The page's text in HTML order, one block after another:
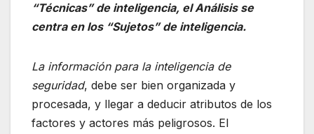
“Técnicas” de inteligencia, el Análisis se
centra en los “Sujetos” de inteligencia.
La información para la inteligencia de
seguridad, debe ser bien organizada y
procesada, y llegar a deducir atributos de los
factores y actores más peligrosos. El